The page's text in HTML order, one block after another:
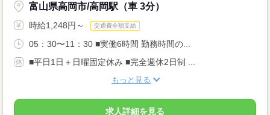
富山県高岡市/高岡駅（車 3分）
時給1,248円～ 交通費全額支給
05：30〜11：30 ■実働6時間 勤務時間の...
■平日1日＋日曜固定休み ■完全週休2日制 ...
もっと見る
求人詳細を見る